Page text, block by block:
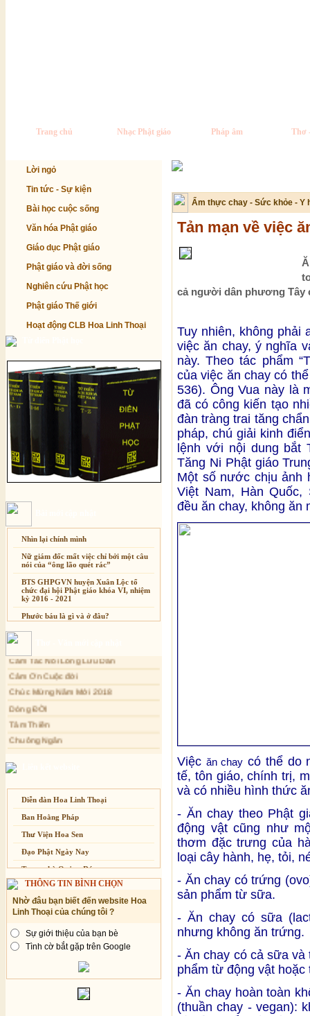
Trang chủ Nhạc Phật giáo Pháp âm Thơ
Lời ngỏ
Tin tức - Sự kiện
Bài học cuộc sống
Văn hóa Phật giáo
Giáo dục Phật giáo
Phật giáo và đời sống
Nghiên cứu Phật học
Phật giáo Thế giới
Hoạt động CLB Hoa Linh Thoại
Nhìn lại chính mình
Nữ giám đốc mất việc chỉ bởi một câu
nói của “ông lão quét rác”
BTS GHPGVN huyện Xuân Lộc tổ
chức đại hội Phật giáo khóa VI, nhiệm
kỳ 2016 - 2021
Phước báu là gì và ở đâu?
Sự thương-ghét của con người
Cải đạo: Nguyên nhân & giải pháp
Nỗi lòng của các bệnh nhân nghèo
An Giang: Tịnh thất Quy Nguyên
phát quà từ thiện tại xã Cư Yang
Tịnh xá Ngọc Đăng khai giảng Thiền
dành cho Người bận rộn
Xuân Thi
Cảm Ơn Cuộc đời
Chúc Mừng Năm Mới 2018
Dòng ĐỜI
Tâm Thiền
Kính mừng Phật Đản
Anh không chết đâu em
Diễn đàn Hoa Linh Thoại
Ban Hoằng Pháp
Thư Viện Hoa Sen
Đạo Phật Ngày Nay
Trang nhà Quảng Đức
Báo Giác Ngộ
Vesak 2014
THÔNG TIN BÌNH CHỌN
Nhờ đâu bạn biết đến website Hoa
Linh Thoại của chúng tôi ?
Sự giới thiệu của bạn bè
Tình cờ bắt gặp trên Google
Ẩm thực chay - Sức khỏe - Y
Tản mạn về việc
cả người dân phương Tây
Tuy nhiên, không phải
việc ăn chay, ý nghĩa
này. Theo tác phẩm
của việc ăn chay có
536). Ông Vua này là
đã có công kiến tạo
đàn tràng trai tăng
pháp, chú giải kinh
lệnh với nội dung bắt
Tăng Ni Phật giáo
Một số nước chịu ảnh
Việt Nam, Hàn Quốc,
đều ăn chay, không ăn
Việc ăn chay có thể do
tế, tôn giáo, chính trị,
và có nhiều hình thức
- Ăn chay theo Phật
động vật cũng như
thơm đặc trưng của
loại cây hành, hẹ, tỏi,
- Ăn chay có trứng
sản phẩm từ sữa.
- Ăn chay có sữa
nhưng không ăn trứng.
- Ăn chay có cả sữa
phẩm từ động vật
- Ăn chay hoàn toàn
(thuần chay - vegan):